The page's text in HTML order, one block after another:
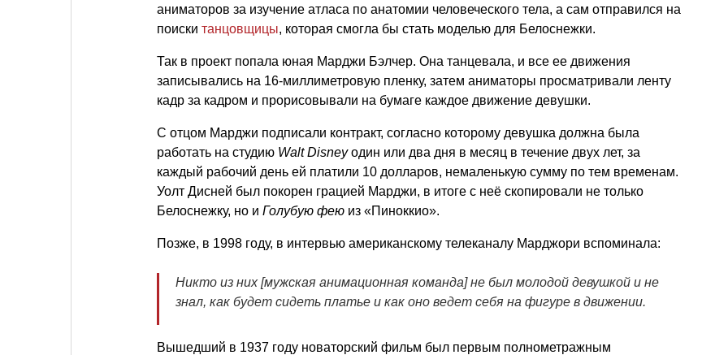
аниматоров за изучение атласа по анатомии человеческого тела, а сам отправился на
поиски танцовщицы, которая смогла бы стать моделью для Белоснежки.
Так в проект попала юная Марджи Бэлчер. Она танцевала, и все ее движения
записывались на 16-миллиметровую пленку, затем аниматоры просматривали ленту
кадр за кадром и прорисовывали на бумаге каждое движение девушки.
С отцом Марджи подписали контракт, согласно которому девушка должна была
работать на студию Walt Disneyодин или два дня в месяц в течение двух лет, за
каждый рабочий день ей платили 10 долларов, немаленькую сумму по тем временам.
Уолт Дисней был покорен грацией Марджи, в итоге с неё скопировали не только
Белоснежку, но и Голубую фею из «Пиноккио».
Позже, в 1998 году, в интервью американскому телеканалу Марджори вспоминала:
Никто из них [мужская анимационная команда] не был молодой девушкой и не
знал, как будет сидеть платье и как оно ведет себя на фигуре в движении.
Вышедший в 1937 году новаторский фильм был первым полнометражным